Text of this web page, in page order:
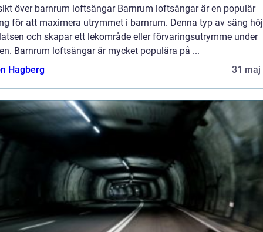
över barnrum loftsängar Barnrum loftsängar är en populär
för att maximera utrymmet i barnrum. Denna typ av säng
och skapar ett lekområde eller förvaringsutrymme under
Barnrum loftsängar är mycket populära på ...
Hagberg
31 maj